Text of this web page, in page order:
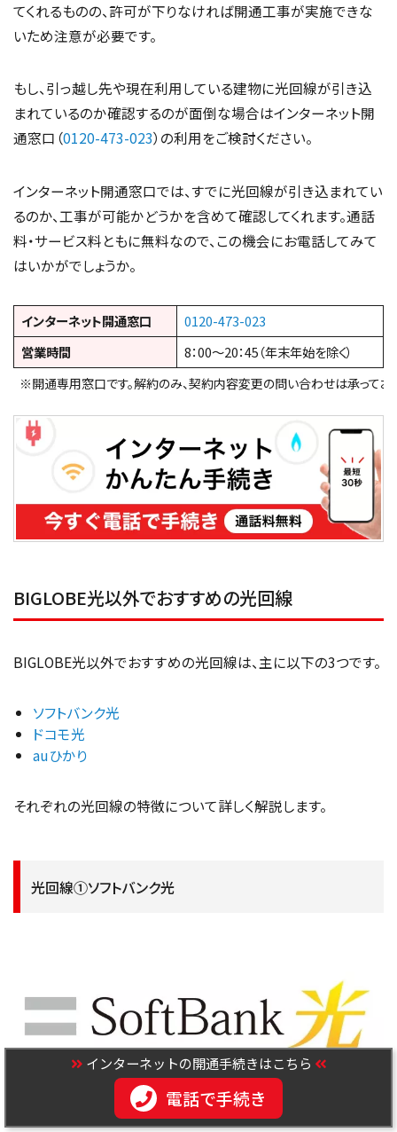
てくれるものの、許可が下りなければ開通工事が実施できな
いため注意が必要です。
もし、引っ越し先や現在利用している建物に光回線が引き込
まれているのか確認するのが面倒な場合はインターネット開
通窓口（0120-473-023）の利用をご検討ください。
インターネット開通窓口では、すでに光回線が引き込まれてい
るのか、工事が可能かどうかを含めて確認してくれます。通話
料・サービス料ともに無料なので、この機会にお電話してみて
はいかがでしょうか。
インターネット開通窓口
0120-473-023
営業時間
8：00～20：45（年末年始を除く）
※開通専用窓口です。解約のみ、契約内容変更の問い合わせは承ってお
BIGLOBE光以外でおすすめの光回線
BIGLOBE光以外でおすすめの光回線は、主に以下の3つです。
ソフトバンク光
ドコモ光
auひかり
それぞれの光回線の特徴について詳しく解説します。
光回線①ソフトバンク光
インターネットの開通手続きはこちら
電話で手続き